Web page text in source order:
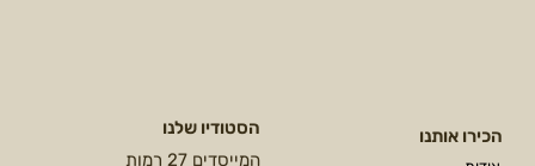
הכירו אותנו
הסטודיו שלנו
המייסדים 27 רמות